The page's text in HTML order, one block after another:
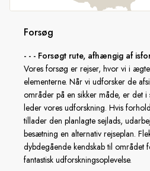
Sound, oplever vi en uberørt og
viser os naturens rå skønhed.
vestlige Arktis, er regionen
Hold øje med dyrelivet, mens vi
Beauforthav og Beringstrædet,
Alaska og flyver til Seattle i det
I
HX er et stolt medlem af
Cruise Operators (AECO). Vi
Forsøg
- - - Forsøgt rute, afhængig af
Vores forsøg er rejser, hvor vi i
elementerne. Når vi udforsker de
områder på en sikker måde, er det i
leder vores udforskning. Hvis
tillader den planlagte sejlads,
besætning en alternativ rejseplan.
dybdegående kendskab til området
fantastisk udforskningsoplevelse.